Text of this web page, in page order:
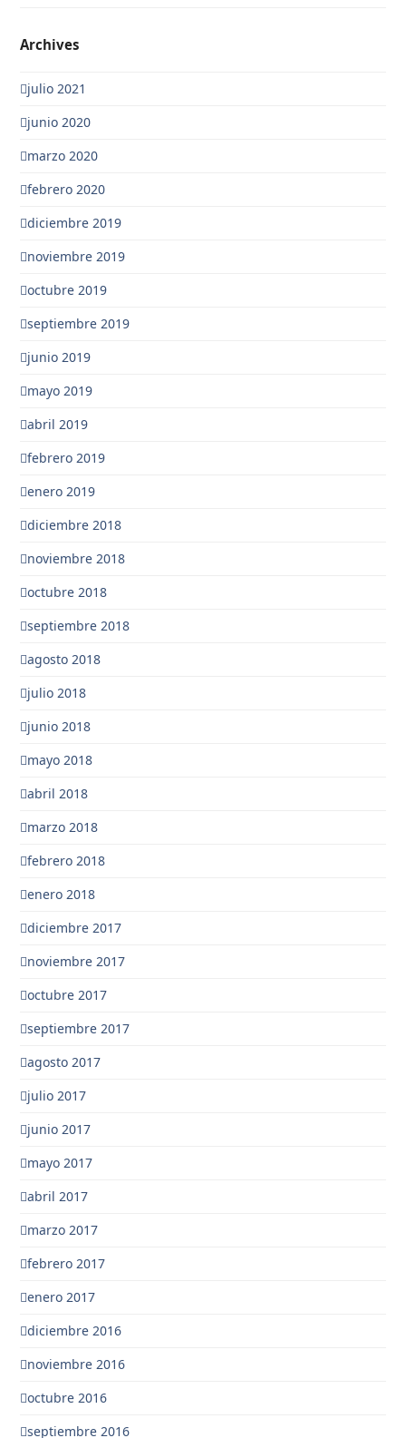
Archives
julio 2021
junio 2020
marzo 2020
febrero 2020
diciembre 2019
noviembre 2019
octubre 2019
septiembre 2019
junio 2019
mayo 2019
abril 2019
febrero 2019
enero 2019
diciembre 2018
noviembre 2018
octubre 2018
septiembre 2018
agosto 2018
julio 2018
junio 2018
mayo 2018
abril 2018
marzo 2018
febrero 2018
enero 2018
diciembre 2017
noviembre 2017
octubre 2017
septiembre 2017
agosto 2017
julio 2017
junio 2017
mayo 2017
abril 2017
marzo 2017
febrero 2017
enero 2017
diciembre 2016
noviembre 2016
octubre 2016
septiembre 2016